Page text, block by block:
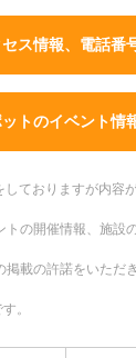
ス情報、電話番
トのイベント情
ておりますが内容
の開催情報、施設
載の許諾をいただ
。